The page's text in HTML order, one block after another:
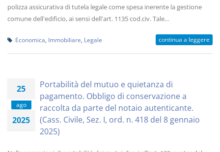
polizza assicurativa di tutela legale come spesa inerente la gestione
comune dell'edificio, ai sensi dell'art. 1135 cod.civ. Tale...
Economica Immobiliare Legale continua a leggere
25
ago
2025
Portabilità del mutuo e quietanza di
pagamento. Obbligo di conservazione a
raccolta da parte del notaio autenticante.
(Cass. Civile, Sez. I, ord. n. 418 del 8 gennaio
2025)